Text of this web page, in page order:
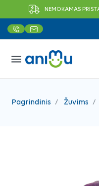
NEMOKAMAS
menu
Pagrindinis Žuvims